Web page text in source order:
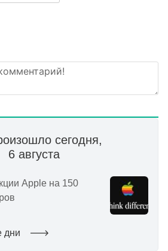
сегодня,
6 августа
Apple на 150
дни